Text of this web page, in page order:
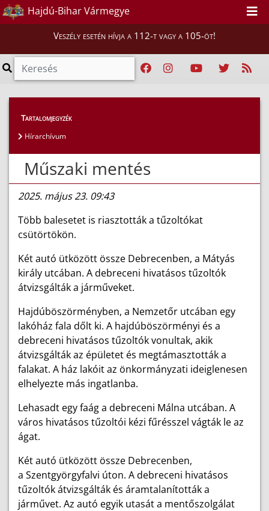
Hajdú-Bihar Vármegye
Veszély esetén hívja a 112-t vagy a 105-öt!
Híreink > Hírek
Tartalomjegyzék
Hírarchívum
Műszaki mentés
2025. május 23. 09:43
Több balesetet is riasztották a tűzoltókat
csütörtökön.
Két autó ütközött össze Debrecenben, a Mátyás
király utcában. A debreceni hivatásos tűzoltók
átvizsgálták a járműveket.
Hajdúböszörményben, a Nemzetőr utcában egy
lakóház fala dőlt ki. A hajdúböszörményi és a
debreceni hivatásos tűzoltók vonultak, akik
átvizsgálták az épületet és megtámasztották a
falakat. A ház lakóit az önkormányzati ideiglenesen
elhelyezte más ingatlanba.
Lehasadt egy faág a debreceni Málna utcában. A
város hivatásos tűzoltói kézi fűrésszel vágták le az
ágat.
Két autó ütközött össze Debrecenben,
a Szentgyörgyfalvi úton. A debreceni hivatásos
tűzoltók átvizsgálták és áramtalanították a
járművet. Az autó egyik utasát a mentőszolgálat